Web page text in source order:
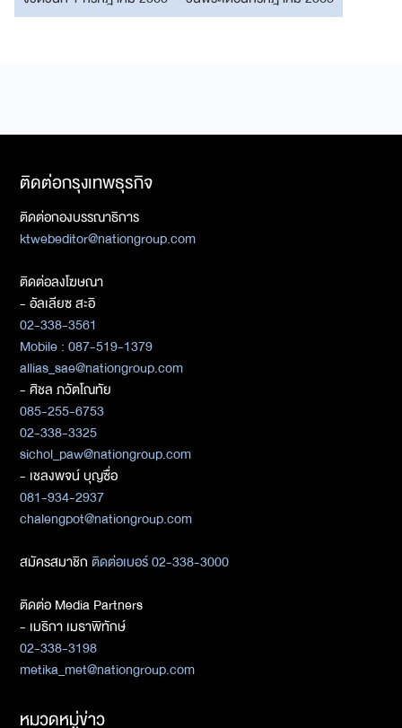
ติดต่อกรุงเทพธุรกิจ
ติดต่อกองบรรณาธิการ
ktwebeditor@nationgroup.com
ติดต่อลงโฆษณา
- อัลเลียซ สะอิ
02-338-3561
Mobile : 087-519-1379
allias_sae@nationgroup.com
- ศิชล ภวัตโณทัย
085-255-6753
02-338-3325
sichol_paw@nationgroup.com
- เชลงพจน์ บุญซื่อ
081-934-2937
chalengpot@nationgroup.com
สมัครสมาชิกติดต่อเบอร์ 02-338-3000
ติดต่อ Media Partners
- เมธิกา เมธาพิทักษ์
02-338-3198
metika_met@nationgroup.com
หมวดหมู่ข่าว